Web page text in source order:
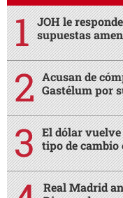
JOH le
supuestas
Acusan de
Gastélum por
El dólar
tipo de cambio
Real Madrid